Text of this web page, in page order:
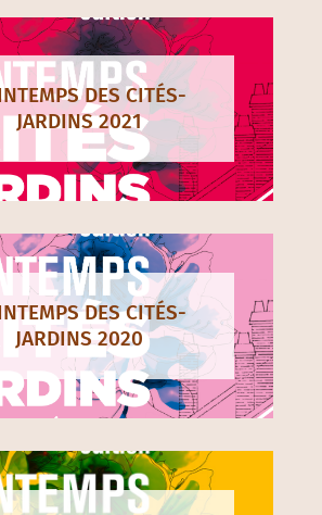
DES CITÉS-
JARDINS 2021
DES CITÉS-
JARDINS 2020